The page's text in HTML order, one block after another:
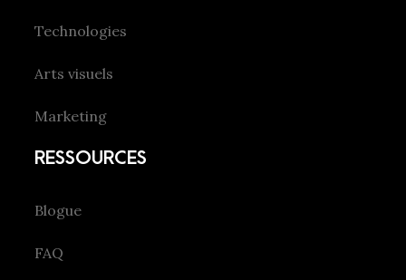
Technologies
Arts visuels
Marketing
RESSOURCES
Blogue
FAQ